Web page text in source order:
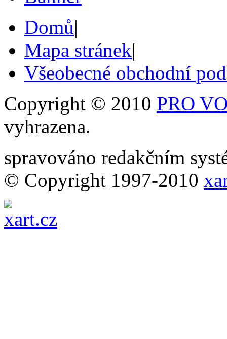
Domů|
Mapa stránek|
Všeobecné obchodní
Copyright © 2010 PRO
vyhrazena.
spravováno redakčním
© Copyright 1997-2010